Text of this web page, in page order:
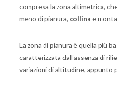
compresa la zona altimetrica,
meno di pianura, collina e
La zona di pianura è quella più
caratterizzata dall'assenza di
variazioni di altitudine, appunto